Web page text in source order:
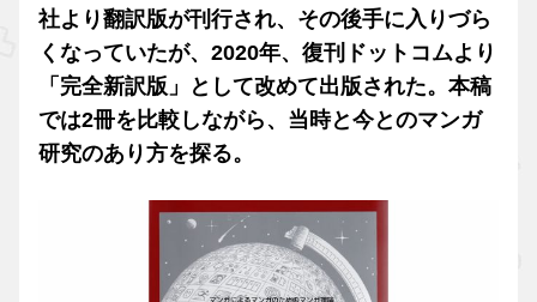
社より翻訳版が刊行され、その後手に入りづら
くなっていたが、2020年、復刊ドットコムより
「完全新訳版」として改めて出版された。本稿
では2冊を比較しながら、当時と今とのマンガ
研究のあり方を探る。